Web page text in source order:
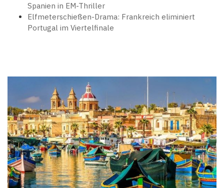
Spanien in EM-Thriller
Elfmeterschießen-Drama: Frankreich eliminiert
Portugal im Viertelfinale